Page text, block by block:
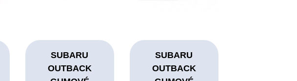
SUBARU
OUTBACK
SUBARU
OUTBACK